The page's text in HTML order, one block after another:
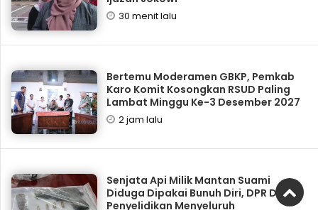
30 menit lalu
Bertemu Moderamen GBKP, Pemkab
Karo Komit Kosongkan RSUD Paling
Lambat Minggu Ke-3 Desember 2027
2 jam lalu
Senjata Api Milik Mantan Suami
Diduga Dipakai Bunuh Diri, DPR Desak
Penyelidikan Menyeluruh